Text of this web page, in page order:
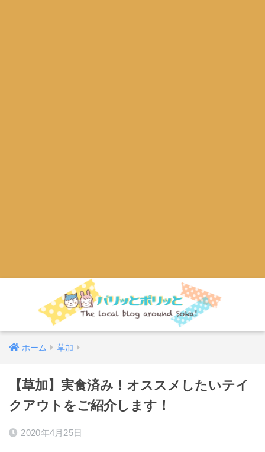
ホーム 草加
【草加】実食済み！オススメしたいテイ
クアウトをご紹介します！
2020年4月25日